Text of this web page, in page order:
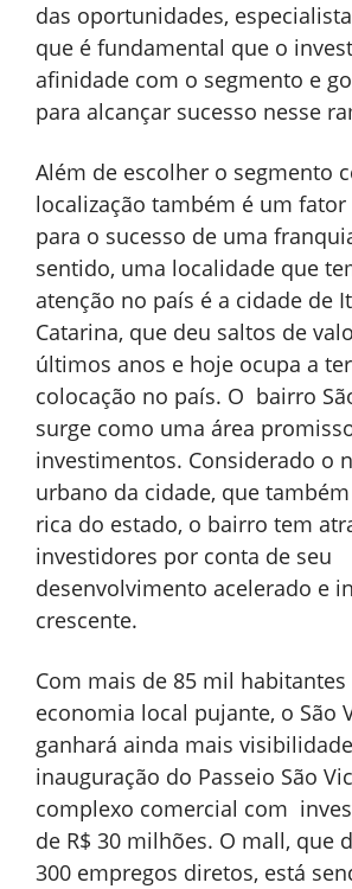
das oportunidades,
que é fundamental que o
afinidade com o segmento e
para alcançar sucesso nesse
Além de escolher o segmento
localização também é um
para o sucesso de uma
sentido, uma localidade que
atenção no país é a cidade de
Catarina, que deu saltos de
últimos anos e hoje ocupa a
colocação no país. O bairro
surge como uma área
investimentos. Considerado o
urbano da cidade, que
rica do estado, o bairro tem
investidores por conta de seu
desenvolvimento acelerado e
crescente.
Com mais de 85 mil habitantes
economia local pujante, o São
ganhará ainda mais
inauguração do Passeio São
complexo comercial com
de R$ 30 milhões. O mall, que
300 empregos diretos, está